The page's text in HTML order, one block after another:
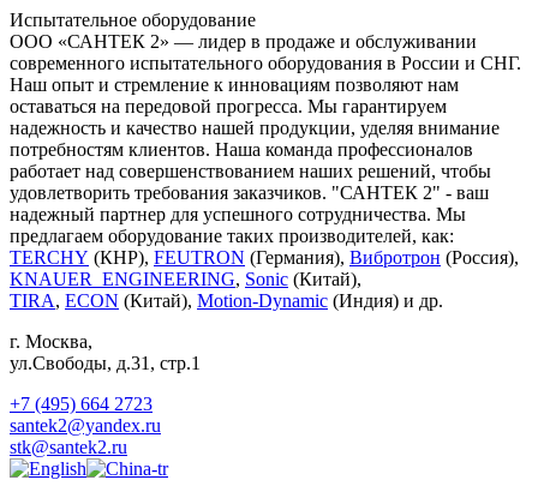
Испытательное оборудование
ООО «САНТЕК 2» — лидер в продаже и обслуживании
современного испытательного оборудования в России и СНГ.
Наш опыт и стремление к инновациям позволяют нам
оставаться на передовой прогресса. Мы гарантируем
надежность и качество нашей продукции, уделяя внимание
потребностям клиентов. Наша команда профессионалов
работает над совершенствованием наших решений, чтобы
удовлетворить требования заказчиков. "САНТЕК 2" - ваш
надежный партнер для успешного сотрудничества. Мы
предлагаем оборудование таких производителей, как:
TERCHY (КНР), FEUTRON (Германия), Вибротрон (Россия),
KNAUER_ENGINEERING, Sonic (Китай),
TIRA, ECON (Китай), Motion-Dynamic (Индия) и др.
г. Москва,
ул.Свободы, д.31, стр.1
+7 (495) 664 2723
santek2@yandex.ru
stk@santek2.ru